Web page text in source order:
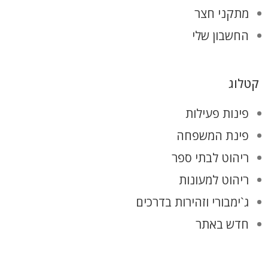
מתקני חצר
החשבון שלי
קטלוג
פינות פעילות
פינת המשפחה
ריהוט לבתי ספר
ריהוט למעונות
ג`ימבורי וזהירות בדרכים
חדש באתר